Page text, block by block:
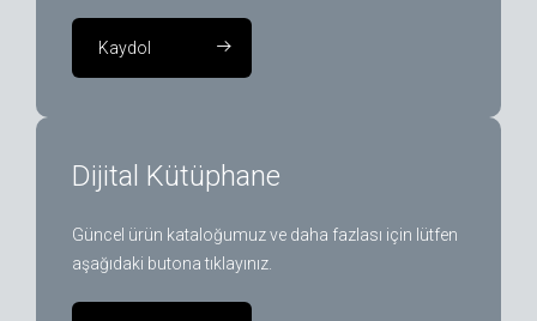
Kaydol
Dijital Kütüphane
Güncel ürün kataloğumuz ve daha fazlası için lütfen
aşağıdaki butona tıklayınız.